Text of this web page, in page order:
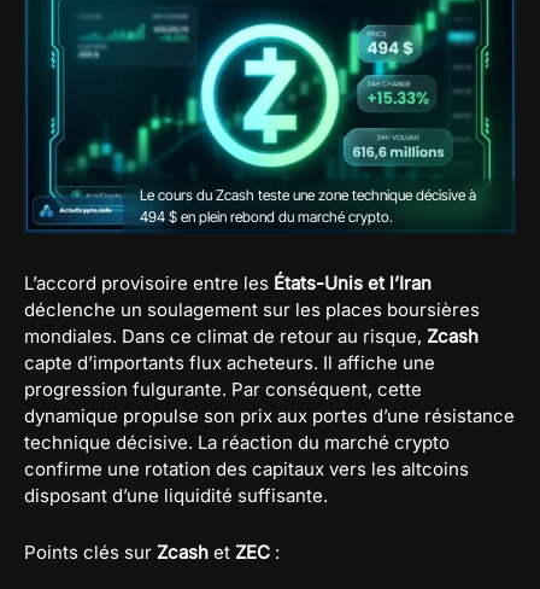
Le cours du Zcash teste une zone technique décisive à
494 $ en plein rebond du marché crypto.
L’accord provisoire entre les États-Unis et l’Iran
déclenche un soulagement sur les places boursières
mondiales. Dans ce climat de retour au risque, Zcash
capte d’importants flux acheteurs. Il affiche une
progression fulgurante. Par conséquent, cette
dynamique propulse son prix aux portes d’une résistance
technique décisive. La réaction du marché crypto
confirme une rotation des capitaux vers les altcoins
disposant d’une liquidité suffisante.
Points clés sur Zcash et ZEC :